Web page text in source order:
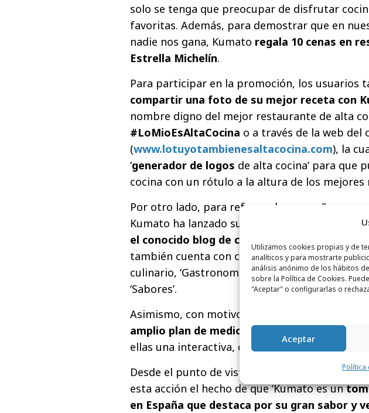
Utilizamos cookies propias y de
analíticos y para mostrarte
análisis anónimo de los hábitos
sobre la Política de Cookies.
"Aceptar" o configurarlas o
Aceptar
Política
solo se tenga que preocupar de disfrutar
favoritas. Además, para demostrar que en
nadie nos gana, Kumato regala 10 cenas en
Estrella Michelín.
Para participar en la promoción, los usuarios
compartir una foto de su mejor receta con
nombre digno del mejor restaurante de alta
#LoMioEsAltaCocina o a través de la web del
(www.lotuyotambienesaltacocina.com), la
‘generador de logos de alta cocina’ para que
cocina con un rótulo a la altura de los mejores
Por otro lado, para reforzar la campaña con
Kumato ha lanzado su
sección especial,
el conocido blog de cocina ‘
también cuenta con contenido especial en
culinario, ‘Gastronomía & Cía’, y en el famoso
‘Sabores’.
Asimismo, con motivo de la campaña, también
amplio plan de medios digital
que cuenta
ellas una interactiva, que giran entorno a la
Desde el punto de vista de negocio, la marca
esta acción el hecho de que ‘Kumato es un
en España que destaca por su gran sabor y